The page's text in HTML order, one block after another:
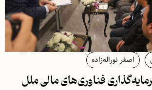
اصغر نوراله‌زاده
فناوری‌های مالی ملل